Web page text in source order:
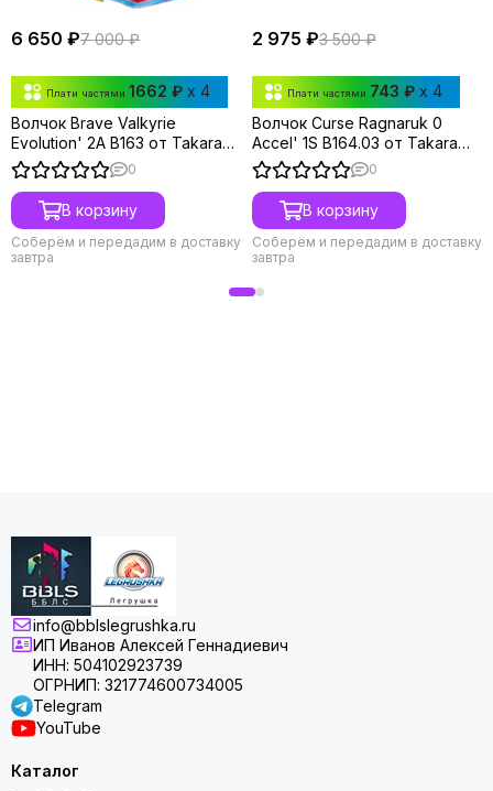
6 650 ₽7 000 ₽
Плати частями 1662 ₽ x 4
Волчок Brave Valkyrie
Evolution' 2A B163 от Takara
Tomy
0
В корзину
Соберём и передадим в доставку
завтра
2 975 ₽3 500 ₽
Плати частями 743 ₽ x 4
Волчок Curse Ragnaruk 0
Accel' 1S B164.03 от Takara
Tomy
0
В корзину
Соберём и передадим в доставку
завтра
info@bblslegrushka.ru
ИП Иванов Алексей Геннадиевич
ИНН: 504102923739
ОГРНИП: 321774600734005
Telegram
YouTube
Каталог